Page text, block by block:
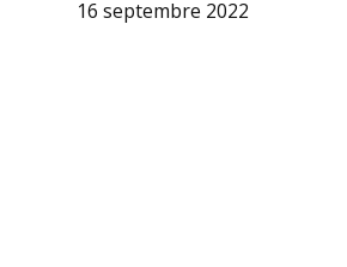
16 septembre 2022